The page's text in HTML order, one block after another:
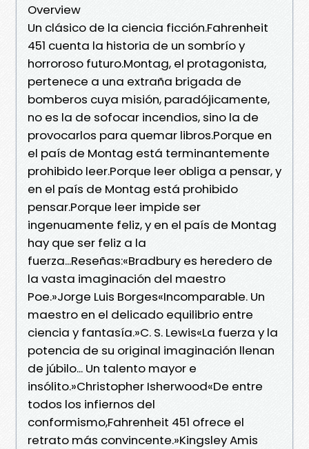
Overview
Un clásico de la ciencia ficción.Fahrenheit
451 cuenta la historia de un sombrío y
horroroso futuro.Montag, el protagonista,
pertenece a una extraña brigada de
bomberos cuya misión, paradójicamente,
no es la de sofocar incendios, sino la de
provocarlos para quemar libros.Porque en
el país de Montag está terminantemente
prohibido leer.Porque leer obliga a pensar, y
en el país de Montag está prohibido
pensar.Porque leer impide ser
ingenuamente feliz, y en el país de Montag
hay que ser feliz a la
fuerza...Reseñas:«Bradbury es heredero de
la vasta imaginación del maestro
Poe.»Jorge Luis Borges«Incomparable. Un
maestro en el delicado equilibrio entre
ciencia y fantasía.»C. S. Lewis«La fuerza y la
potencia de su original imaginación llenan
de júbilo... Un talento mayor e
insólito.»Christopher Isherwood«De entre
todos los infiernos del
conformismo,Fahrenheit 451 ofrece el
retrato más convincente.»Kingsley Amis